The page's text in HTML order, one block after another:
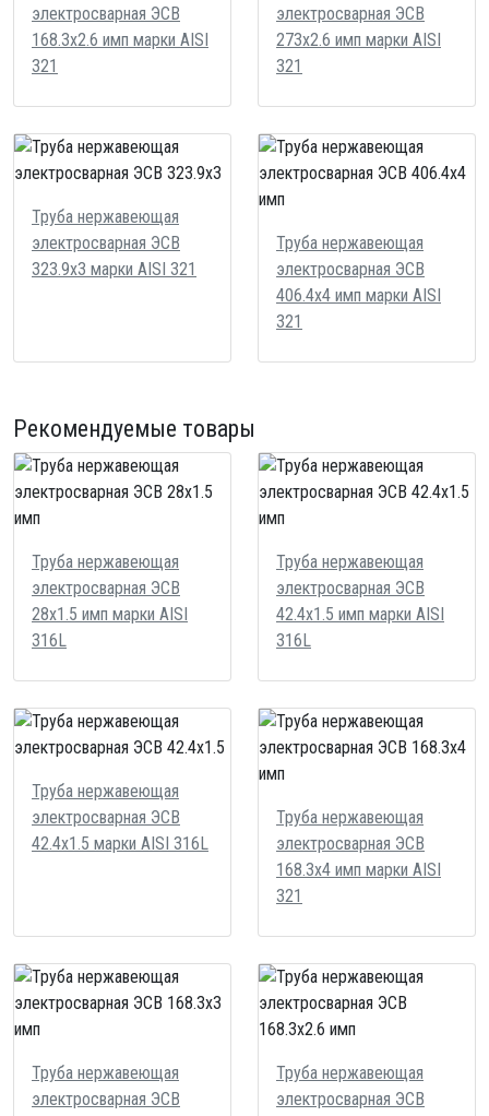
электросварная ЭСВ
168.3х2.6 имп марки AISI
321
электросварная ЭСВ
273х2.6 имп марки AISI
321
Труба нержавеющая
электросварная ЭСВ
323.9х3 марки AISI 321
Труба нержавеющая
электросварная ЭСВ
406.4х4 имп марки AISI
321
Рекомендуемые товары
Труба нержавеющая
электросварная ЭСВ
28х1.5 имп марки AISI
316L
Труба нержавеющая
электросварная ЭСВ
42.4х1.5 имп марки AISI
316L
Труба нержавеющая
электросварная ЭСВ
42.4х1.5 марки AISI 316L
Труба нержавеющая
электросварная ЭСВ
168.3х4 имп марки AISI
321
Труба нержавеющая
электросварная ЭСВ
Труба нержавеющая
электросварная ЭСВ